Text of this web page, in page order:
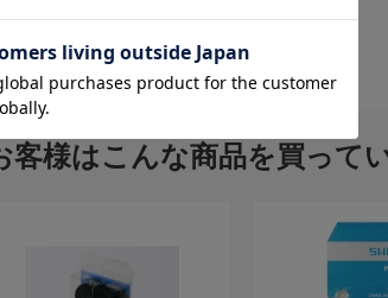
あります。
客様はこんな商品を買って